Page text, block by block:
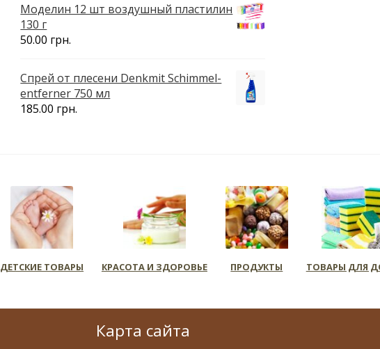
Моделин 12 шт воздушный пластилин
130 г
50.00 грн.
Спрей от плесени Denkmit Schimmel-
entferner 750 мл
185.00 грн.
ДЕТСКИЕ ТОВАРЫ КРАСОТА И ЗДОРОВЬЕ ПРОДУКТЫ ТОВАРЫ ДЛЯ
Карта сайта